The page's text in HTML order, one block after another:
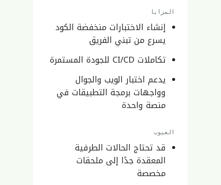
المزايا
إنشاء الاختبارات منخفضة الكود
يسرع من تبني الفريق
تكاملات CI/CD للجودة المستمرة
يدعم اختبار الويب والجوال
وواجهات برمجة التطبيقات في
منصة واحدة
العيوب
قد تحتاج الحالات الطرفية
المعقدة جدًا إلى ملحقات
مخصصة